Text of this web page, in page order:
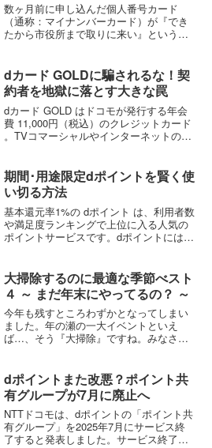
数ヶ月前に申し込んだ個人番号カード
（通称：マイナンバーカード）が『でき
たから市役所まで取りに来い』という趣
ホアプリを使って少しばかり加工した顔
写真を使ったので本当に受け...
dカード GOLDに騙されるな！契
約者を地獄に落とす大きな罠
dカード GOLD はドコモが発行する年会
費 11,000円（税込）のクレジットカード
。TVコマーシャルやインターネットのバ
お得なカード」と謳うたっていますが、
賢い当...
期間･用途限定dポイントを賢く使
い切る方法
基本還元率1%の dポイント は、利用者数
や満足度ランキングで上位に入る人気の
ポイントサービスです。dポイントにはキ
限定ポイントは、その名の通り使用でき
る用途が決め...
大掃除するのに最適な季節べスト
４ ～ まだ年末にやってるの？ ～
今年も残すところわずかとなってしまい
ました。年の瀬の一大イベントといえ
ば…、そう『大掃除』ですね。みなさん
るには年末よりもっと最適でオススメな
時季があるのです。そこで今...
dポイントまた改悪？ポイント共
有グループが7月に廃止へ
NTTドコモは、dポイントの「ポイント共
有グループ」を2025年7月にサービス終
了すると発表しました。サービス終了以